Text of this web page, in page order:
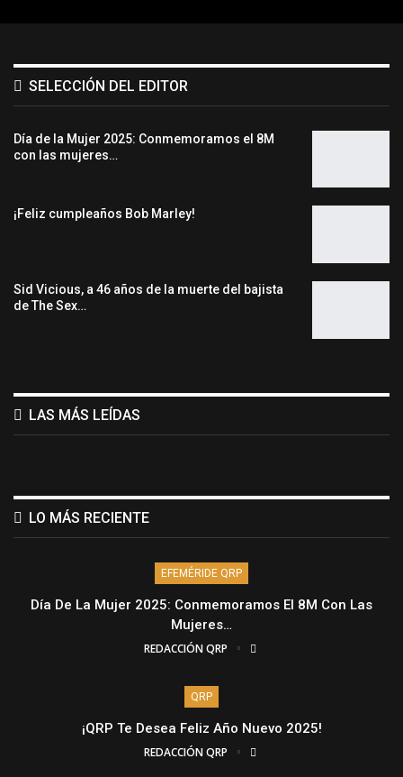
SELECCIÓN DEL EDITOR
Día de la Mujer 2025: Conmemoramos el 8M
con las mujeres…
¡Feliz cumpleaños Bob Marley!
Sid Vicious, a 46 años de la muerte del bajista
de The Sex…
LAS MÁS LEÍDAS
LO MÁS RECIENTE
EFEMÉRIDE QRP
Día De La Mujer 2025: Conmemoramos El 8M Con Las
Mujeres…
REDACCIÓN QRP
QRP
¡QRP Te Desea Feliz Año Nuevo 2025!
REDACCIÓN QRP